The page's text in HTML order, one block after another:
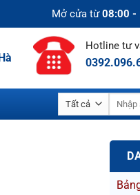
Mở cửa từ08:00 -
Hotline tư